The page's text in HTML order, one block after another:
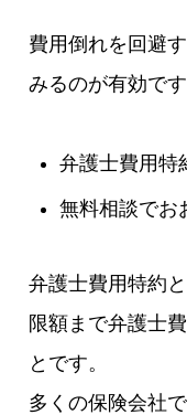
費用倒れを回避
みるのが有効です
弁護士費用特
無料相談でお
弁護士費用特約
限額まで弁護士
とです。
多くの保険会社